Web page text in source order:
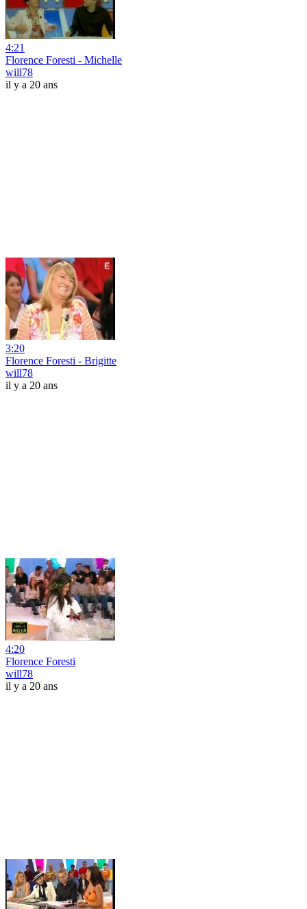
4:21
Florence Foresti - Michelle
will78
il y a 20 ans
3:20
Florence Foresti - Brigitte
will78
il y a 20 ans
4:20
Florence Foresti
will78
il y a 20 ans